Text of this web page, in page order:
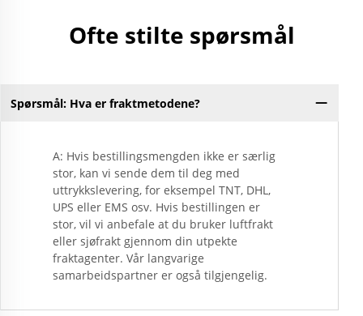
Ofte stilte spørsmål
Spørsmål: Hva er fraktmetodene?
A: Hvis bestillingsmengden ikke er særlig
stor, kan vi sende dem til deg med
uttrykkslevering, for eksempel TNT, DHL,
UPS eller EMS osv. Hvis bestillingen er
stor, vil vi anbefale at du bruker luftfrakt
eller sjøfrakt gjennom din utpekte
fraktagenter. Vår langvarige
samarbeidspartner er også tilgjengelig.